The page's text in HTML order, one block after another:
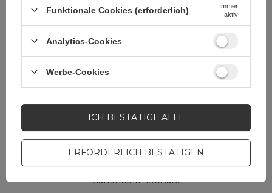
Brauchen Sie Hilfe? Haben Sie
Fragen?
Stellen Sie eine Frage,
und wir werden
umgehend antworten
Fragen und Antworten für
STELLE EINE FRAGE
MOBILTELEFONZUBEHÖR
Garrantie 12 Monate
Funktionale Cookies (erforderlich)
Immer
aktiv
Analytics-Cookies
Werbe-Cookies
ERFORDERLICH BESTÄTIGEN
ICH BESTÄTIGE ALLE